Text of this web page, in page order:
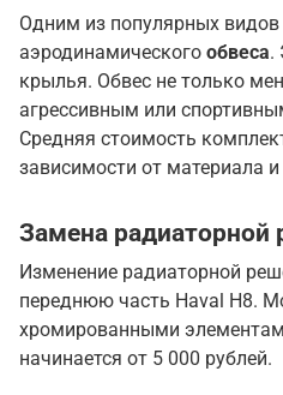
Одним из популярных видов
аэродинамического обвеса.
крылья. Обвес не только
агрессивным или
Средняя стоимость
зависимости от материала
Замена радиаторной
Изменение радиаторной
переднюю часть Haval H8.
хромированными
начинается от 5 000 рублей.